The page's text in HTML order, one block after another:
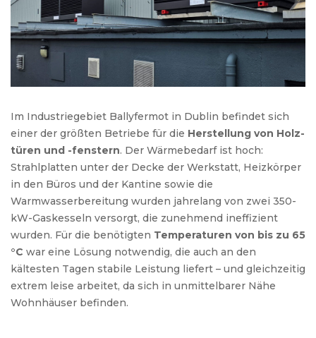
Im Industriegebiet Ballyfermot in Dublin befindet sich
einer der größten Betriebe für die Herstellung von Holz­
türen und -fenstern. Der Wärmebedarf ist hoch:
Strahlplatten unter der Decke der Werkstatt, Heizkörper
in den Büros und der Kantine sowie die
Warmwasserbereitung wurden jahrelang von zwei 350-
kW-Gas­kesseln versorgt, die zunehmend ineffizient
wurden. Für die benötigten Temperaturen von bis zu 65
°C war eine Lösung notwendig, die auch an den
kältesten Tagen stabile Leistung liefert – und gleichzeitig
extrem leise arbeitet, da sich in unmittelbarer Nähe
Wohnhäuser befinden.